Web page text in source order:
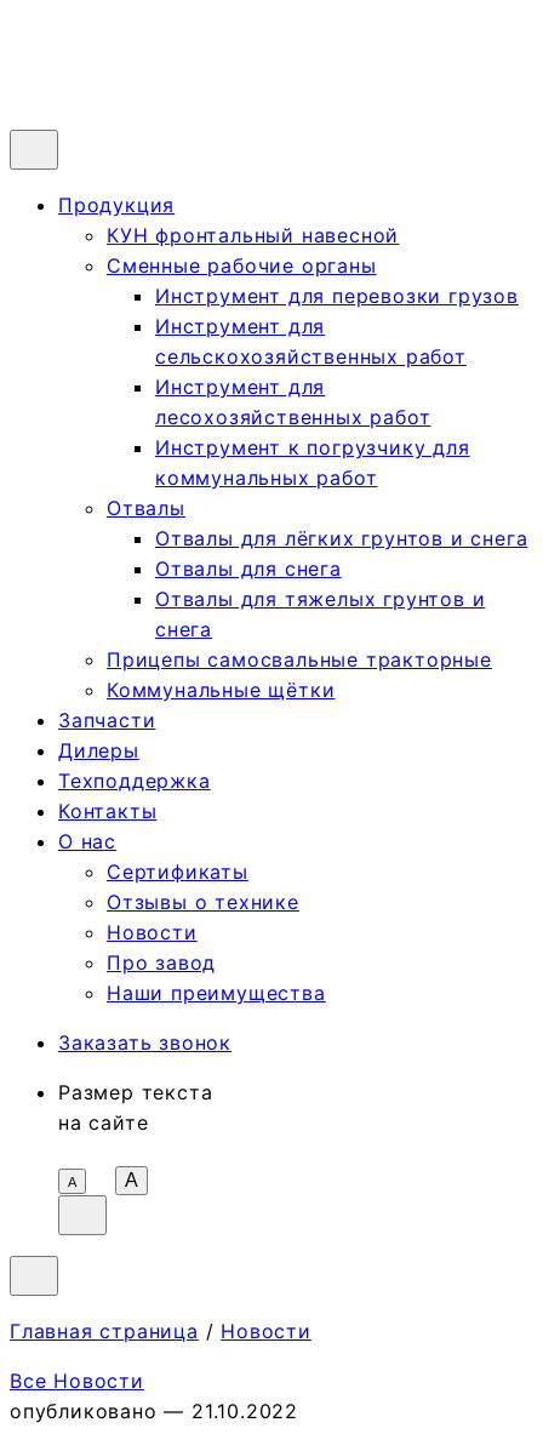
Продукция
КУН фронтальный навесной
Сменные рабочие органы
Инструмент для перевозки грузов
Инструмент для
сельскохозяйственных работ
Инструмент для
лесохозяйственных работ
Инструмент к погрузчику для
коммунальных работ
Отвалы
Отвалы для лёгких грунтов и снега
Отвалы для снега
Отвалы для тяжелых грунтов и
снега
Прицепы самосвальные тракторные
Коммунальные щётки
Запчасти
Дилеры
Техподдержка
Контакты
О нас
Сертификаты
Отзывы о технике
Новости
Про завод
Наши преимущества
Заказать звонок
Размер текста
на сайте
А A
Главная страница / Новости
Все Новости
опубликовано — 21.10.2022